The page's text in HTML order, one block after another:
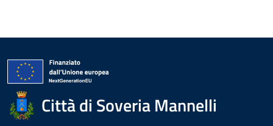
Città di Soveria Mannelli